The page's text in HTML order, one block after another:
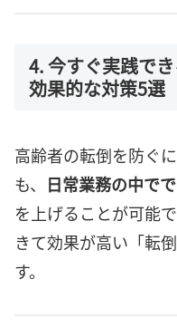
4. 今すぐ実践で
効果的な対策5選
高齢者の転倒を防ぐ
も、
日常業務の中で
を上げることが可能
きて効果が高い「転
す。